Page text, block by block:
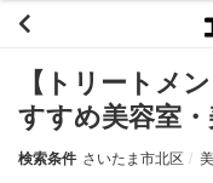
【トリートメ
すすめ美容室
検索条件 さいたま市北区